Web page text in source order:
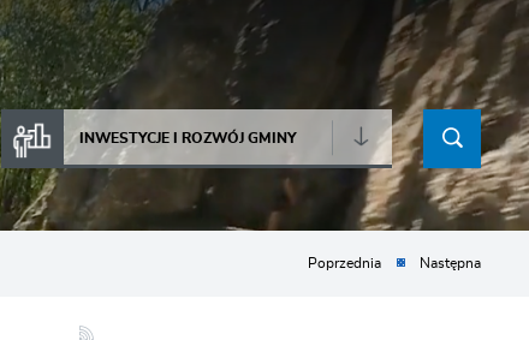
INWESTYCJE I ROZWÓJ GMINY
Poprzednia Następna